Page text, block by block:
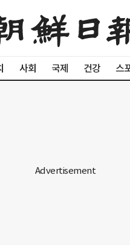
사회 국제 건강 스